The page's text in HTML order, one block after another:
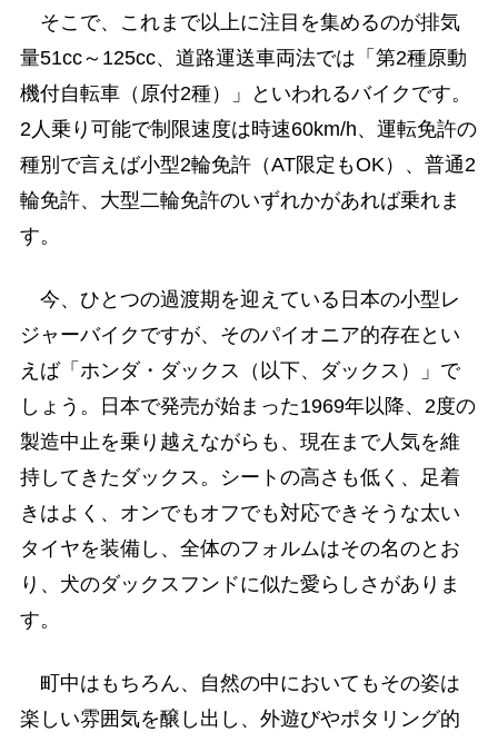
そこで、これまで以上に注目を集めるのが排気
量51cc～125cc、道路運送車両法では「第2種原動
機付自転車（原付2種）」といわれるバイクです。
2人乗り可能で制限速度は時速60km/h、運転免許の
種別で言えば小型2輪免許（AT限定もOK）、普通2
輪免許、大型二輪免許のいずれかがあれば乗れま
す。
今、ひとつの過渡期を迎えている日本の小型レ
ジャーバイクですが、そのパイオニア的存在とい
えば「ホンダ・ダックス（以下、ダックス）」で
しょう。日本で発売が始まった1969年以降、2度の
製造中止を乗り越えながらも、現在まで人気を維
持してきたダックス。シートの高さも低く、足着
きはよく、オンでもオフでも対応できそうな太い
タイヤを装備し、全体のフォルムはその名のとお
り、犬のダックスフンドに似た愛らしさがありま
す。
町中はもちろん、自然の中においてもその姿は
楽しい雰囲気を醸し出し、外遊びやポタリング的